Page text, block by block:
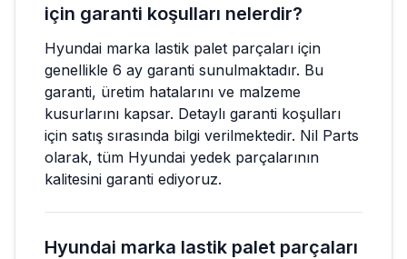
için garanti koşulları nelerdir?
Hyundai marka lastik palet parçaları için
genellikle 6 ay garanti sunulmaktadır. Bu
garanti, üretim hatalarını ve malzeme
kusurlarını kapsar. Detaylı garanti koşulları
için satış sırasında bilgi verilmektedir. Nil Parts
olarak, tüm Hyundai yedek parçalarının
kalitesini garanti ediyoruz.
Hyundai marka lastik palet parçaları